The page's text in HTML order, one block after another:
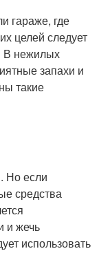
гараже, где
целей следует
В нежилых
запахи и
такие
Но если
средства
и жечь
использовать